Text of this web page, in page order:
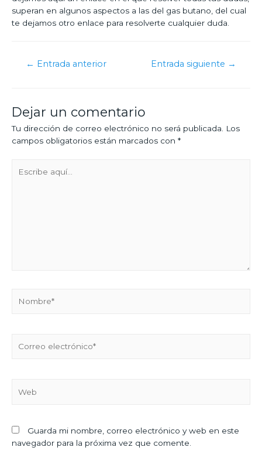
superan en algunos aspectos a las del gas butano, del cual
te dejamos otro enlace para resolverte cualquier duda.
← Entrada anterior Entrada siguiente →
Dejar un comentario
Tu dirección de correo electrónico no será publicada.
Los
campos obligatorios están marcados con *
Guarda mi nombre, correo electrónico y web en este
navegador para la próxima vez que comente.